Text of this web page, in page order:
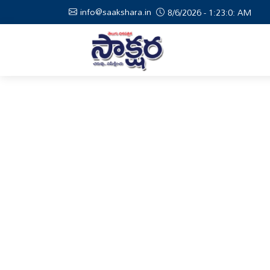
info@saakshara.in 8/6/2026 - 1:23:1: AM